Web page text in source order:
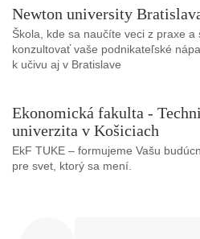
Newton university
Škola, kde sa naučíte veci z praxe a
konzultovať vaše podnikateľské
k učivu aj v Bratislave
Ekonomická fakulta -
univerzita v Košiciach
EkF TUKE – formujeme Vašu
pre svet, ktorý sa mení.